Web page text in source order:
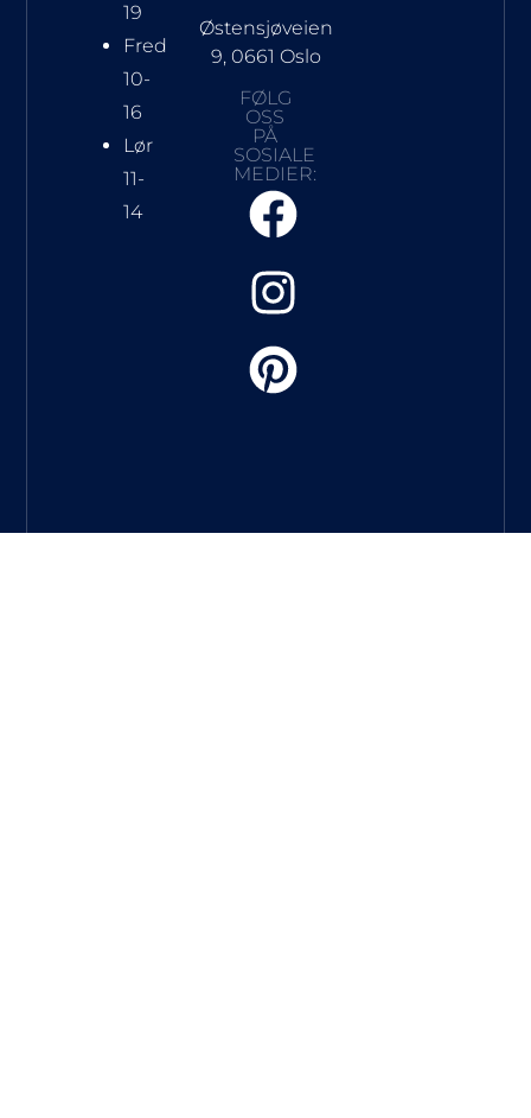
19
Fred
10-
16
Lør
11-
14
Østensjøveien
9, 0661 Oslo
FØLG
OSS
PÅ
SOSIALE
MEDIER: